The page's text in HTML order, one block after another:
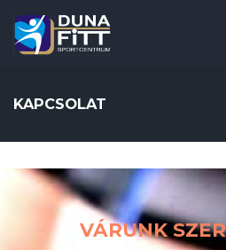
KAPCSOLAT
VÁRUNK